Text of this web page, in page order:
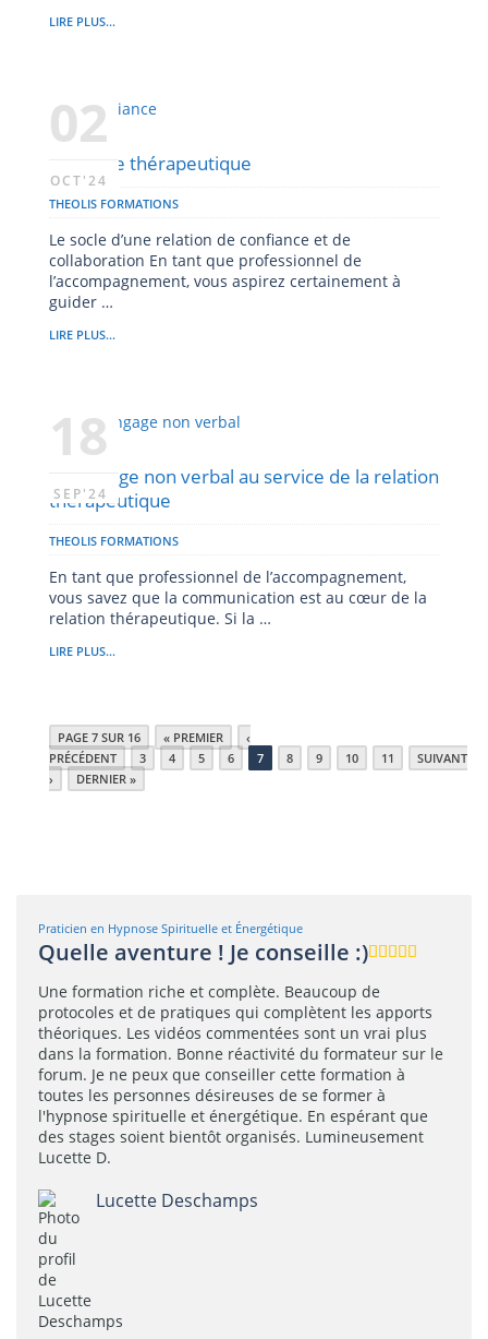
LIRE PLUS...
02
OCT'24
L’alliance thérapeutique
THEOLIS FORMATIONS
Le socle d’une relation de confiance et de
collaboration En tant que professionnel de
l’accompagnement, vous aspirez certainement à
guider …
LIRE PLUS...
18
SEP'24
Le langage non verbal au service de la relation
thérapeutique
THEOLIS FORMATIONS
En tant que professionnel de l’accompagnement,
vous savez que la communication est au cœur de la
relation thérapeutique. Si la …
LIRE PLUS...
PAGE 7 SUR 16 « PREMIER
‹
PRÉCÉDENT
3 4 5 6 7 8 9 10 11
SUIVANT
›
DERNIER »
Praticien en Hypnose Spirituelle et Énergétique
Quelle aventure ! Je conseille :)
Une formation riche et complète. Beaucoup de
protocoles et de pratiques qui complètent les apports
théoriques. Les vidéos commentées sont un vrai plus
dans la formation. Bonne réactivité du formateur sur le
forum. Je ne peux que conseiller cette formation à
toutes les personnes désireuses de se former à
l'hypnose spirituelle et énergétique. En espérant que
des stages soient bientôt organisés. Lumineusement
Lucette D.
Lucette Deschamps